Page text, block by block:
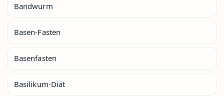
Bandwurm
Basen-Fasten
Basenfasten
Basilikum-Diät